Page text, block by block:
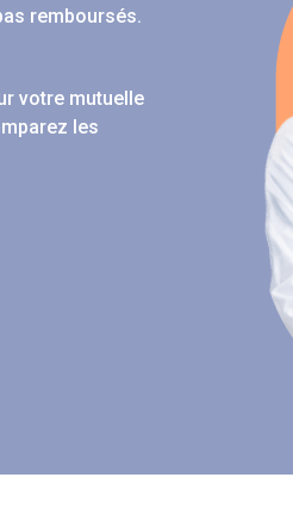
remboursés.
votre mutuelle
les